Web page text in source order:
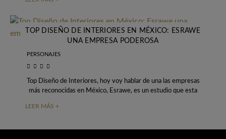
TOP DISEÑO DE INTERIORES EN MÉXICO: ESRAWE
UNA EMPRESA PODEROSA
PERSONAJES
Top Diseño de Interiores, hoy voy hablar de una las empresas
más reconocidas en México, Esrawe, es un estudio que esta
LEER MÁS +